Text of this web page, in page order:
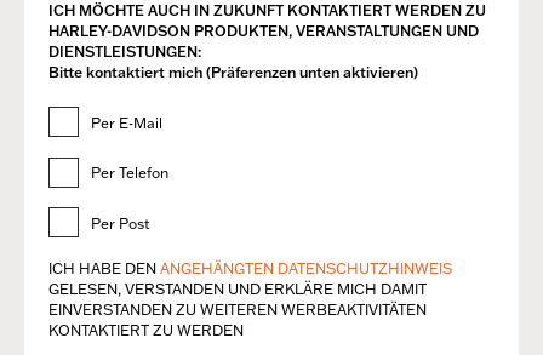
ICH MÖCHTE AUCH IN ZUKUNFT KONTAKTIERT WERDEN ZU
HARLEY-DAVIDSON PRODUKTEN, VERANSTALTUNGEN UND
DIENSTLEISTUNGEN:
Bitte kontaktiert mich (Präferenzen unten aktivieren)
Per E-Mail
Per Telefon
Per Post
ICH HABE DEN ANGEHÄNGTEN DATENSCHUTZHINWEIS
GELESEN, VERSTANDEN UND ERKLÄRE MICH DAMIT
EINVERSTANDEN ZU WEITEREN WERBEAKTIVITÄTEN
KONTAKTIERT ZU WERDEN